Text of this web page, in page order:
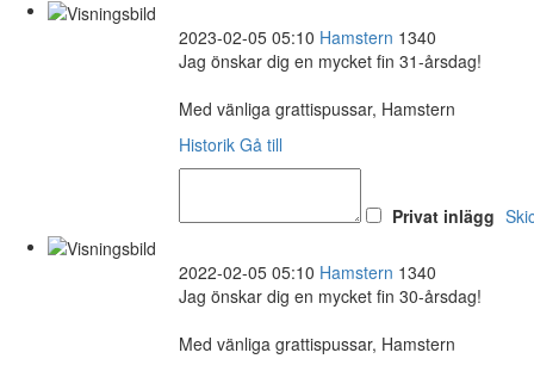
2023-02-05 05:10 Hamstern 1340
Jag önskar dig en mycket fin 31-årsdag!
Med vänliga grattispussar, Hamstern
Historik Gå till
Privat inlägg
2022-02-05 05:10 Hamstern 1340
Jag önskar dig en mycket fin 30-årsdag!
Med vänliga grattispussar, Hamstern